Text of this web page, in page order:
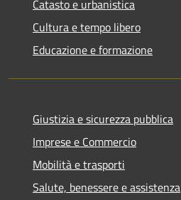
Catasto e urbanistica
Cultura e tempo libero
Educazione e formazione
Giustizia e sicurezza pubblica
Imprese e Commercio
Mobilità e trasporti
Salute, benessere e assistenza